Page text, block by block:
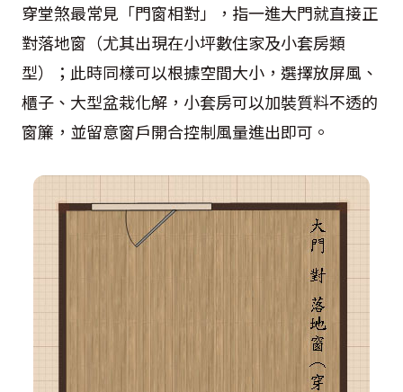
穿堂煞最常見「門窗相對」，指一進大門就直接正
對落地窗（尤其出現在小坪數住家及小套房類
型）；此時同樣可以根據空間大小，選擇放屏風、
櫃子、大型盆栽化解，小套房可以加裝質料不透的
窗簾，並留意窗戶開合控制風量進出即可。